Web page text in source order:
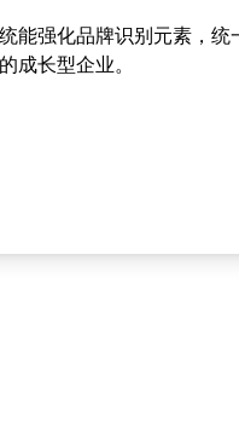
能强化品牌识别元素，统
成长型企业。